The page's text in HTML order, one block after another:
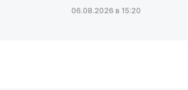
06.08.2026 в 15:20